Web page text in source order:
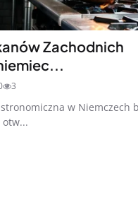
Zachodnich
3
w Niemczech
otw...